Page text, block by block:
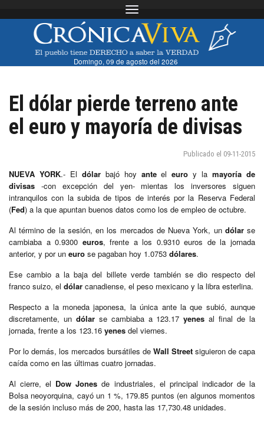
Toggle navigation
Domingo, 09 de agosto del 2026
El dólar pierde terreno ante
el euro y mayoría de divisas
Publicado el 09-11-2015
NUEVA YORK.- El dólarbajó hoy anteeleuro y lamayoría de
divisas -con excepción del yen- mientas los inversores siguen
intranquilos con la subida de tipos de interés por la Reserva Federal
(Fed) a la que apuntan buenos datos como los de empleo de octubre.
Al término de la sesión, en los mercados de Nueva York, un dólarse
cambiaba a 0.9300 euros, frente a los 0.9310 euros de la jornada
anterior, y por un euro se pagaban hoy 1.0753 dólares.
Ese cambio a la baja del billete verde también se dio respecto del
franco suizo, el dólar canadiense, el peso mexicano y la libra esterlina.
Respecto a la moneda japonesa, la única ante la que subió, aunque
discretamente, un dólarse cambiaba a 123.17yenes al final de la
jornada, frente a los 123.16 yenes del viernes.
Por lo demás, los mercados bursátiles de Wall Street siguieron de capa
caída como en las últimas cuatro jornadas.
Al cierre, el Dow Jones de industriales, el principal indicador de la
Bolsa neoyorquina, cayó un 1 %, 179.85 puntos (en algunos momentos
de la sesión incluso más de 200, hasta las 17,730.48 unidades.